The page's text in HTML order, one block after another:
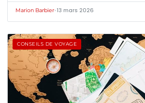
Marion Barbier•13 mars 2026
CONSEILS DE VOYAGE